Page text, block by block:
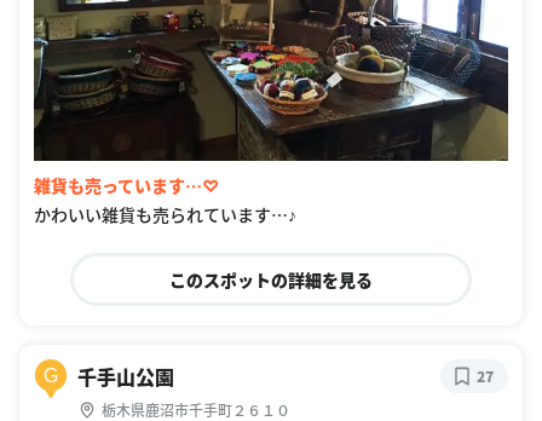
雑貨も売っています…♡
かわいい雑貨も売られています…♪
このスポットの詳細を見る
G 千手山公園
栃木県鹿沼市千手町２６１０
27